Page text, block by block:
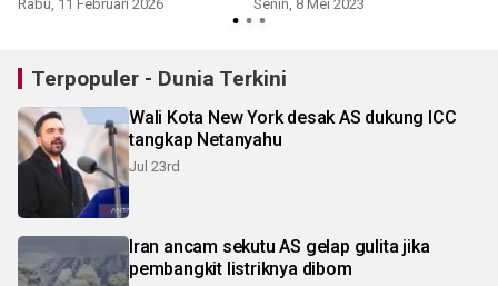
Rabu, 11 Februari 2026 Senin, 8 Mei 2023
Terpopuler - Dunia Terkini
Wali Kota New York desak AS dukung ICC
tangkap Netanyahu
Jul 23rd
Iran ancam sekutu AS gelap gulita jika
pembangkit listriknya dibom